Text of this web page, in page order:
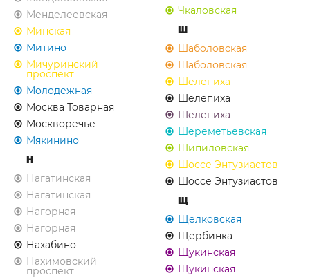
Менделеевская
Минская
Митино
Мичуринский
проспект
Молодежная
Москва Товарная
Москворечье
Мякинино
Н
Нагатинская
Нагатинская
Нагорная
Нагорная
Нахабино
Нахимовский
проспект
Чкаловская
Ш
Шаболовская
Шаболовская
Шелепиха
Шелепиха
Шелепиха
Шереметьевская
Шипиловская
Шоссе Энтузиастов
Шоссе Энтузиастов
Щ
Щелковская
Щербинка
Щукинская
Щукинская